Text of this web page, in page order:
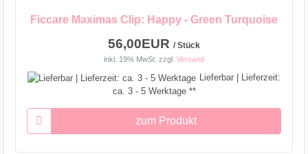
Ficcare Maximas Clip: Happy - Green Turquoise
56,00EUR / Stück
inkl. 19% MwSt. zzgl. Versand
Lieferbar | Lieferzeit:
ca. 3 - 5 Werktage **
zum Produkt